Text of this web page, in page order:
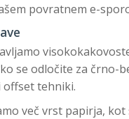
povratnem e-
se odločite za črno-
tehniki.
več vrst papirja, kot